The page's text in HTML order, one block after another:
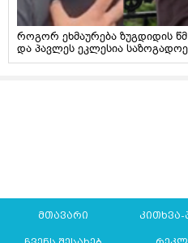
როგორ ეხმაურება ზუგდიდის
და პავლეს ეკლესია
მთავარი კითხვა-